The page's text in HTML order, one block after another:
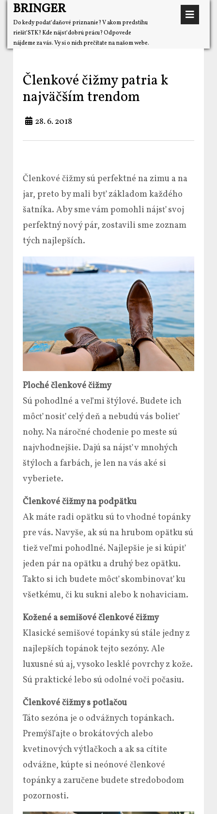
BRINGER
Do kedy podať daňové priznanie? V akom predstihu
riešiť STK? Kde nájsť dobrú prácu? Odpovede
nájdeme za vás. Vy si o nich prečítate na našom webe.
Členkové čižmy patria k
najväčším trendom
28. 6. 2018
Členkové čižmy sú perfektné na zimu a na
jar, preto by mali byť základom každého
šatníka. Aby sme vám pomohli nájsť svoj
perfektný nový pár, zostavili sme zoznam
tých najlepších.
Ploché členkové čižmy
Sú pohodlné a veľmi štýlové. Budete ich
môcť nosiť celý deň a nebudú vás bolieť
nohy. Na náročné chodenie po meste sú
najvhodnejšie. Dajú sa nájsť v mnohých
štýloch a farbách, je len na vás aké si
vyberiete.
Členkové čižmy na podpätku
Ak máte radi opätku sú to vhodné topánky
pre vás. Navyše, ak sú na hrubom opätku sú
tiež veľmi pohodlné. Najlepšie je si kúpiť
jeden pár na opätku a druhý bez opätku.
Takto si ich budete môcť skombinovať ku
všetkému, či ku sukni alebo k nohaviciam.
Kožené a semišové členkové čižmy
Klasické semišové topánky sú stále jedny z
najlepších topánok tejto sezóny. Ale
luxusné sú aj, vysoko lesklé povrchy z kože.
Sú praktické lebo sú odolné voči počasiu.
Členkové čižmy s potlačou
Táto sezóna je o odvážnych topánkach.
Premýšľajte o brokátových alebo
kvetinových výtlačkoch a ak sa cítite
odvážne, kúpte si neónové členkové
topánky a zaručene budete stredobodom
pozornosti.